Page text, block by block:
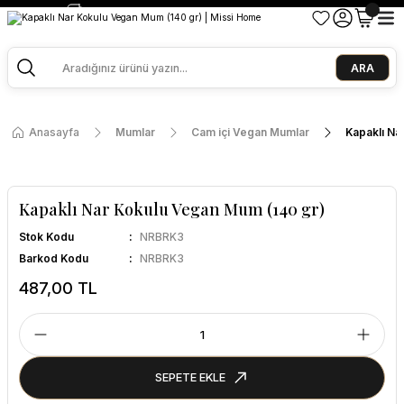
2500 TL ve Üzeri Alışverişlerde Kargo Bedava!
ARA
Anasayfa Mumlar Cam içi Vegan Mumlar Kapaklı
Kapaklı Nar Kokulu Vegan Mum (140 gr)
Stok Kodu
NRBRK3
Barkod Kodu
NRBRK3
487,00 TL
SEPETE EKLE